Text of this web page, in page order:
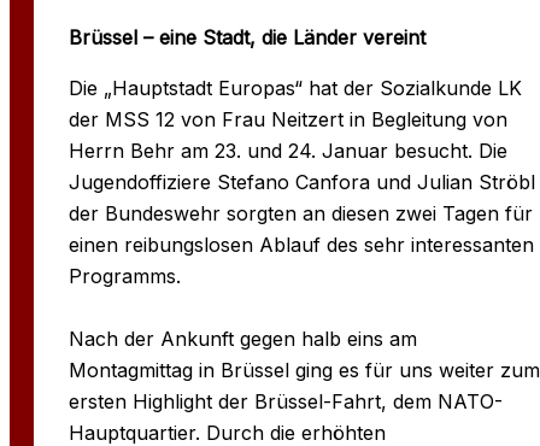
Brüssel – eine Stadt, die Länder vereint
Die „Hauptstadt Europas“ hat der Sozialkunde LK
der MSS 12 von Frau Neitzert in Begleitung von
Herrn Behr am 23. und 24. Januar besucht. Die
Jugendoffiziere Stefano Canfora und Julian Ströbl
der Bundeswehr sorgten an diesen zwei Tagen für
einen reibungslosen Ablauf des sehr interessanten
Programms.
Nach der Ankunft gegen halb eins am
Montagmittag in Brüssel ging es für uns weiter zum
ersten Highlight der Brüssel-Fahrt, dem NATO-
Hauptquartier. Durch die erhöhten